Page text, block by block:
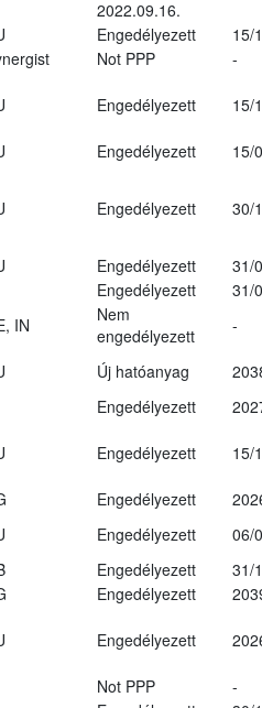
2022.09.16.
Engedélyezett
15/
Not PPP
-
Engedélyezett 15/
Engedélyezett
15/
Engedélyezett 30/
Engedélyezett
31/
Engedélyezett
31/
IN
Nem
engedélyezett
-
Új hatóanyag
Engedélyezett
Engedélyezett 15/
Engedélyezett
Engedélyezett
06/
Engedélyezett
31/
Engedélyezett
Engedélyezett
Not PPP
-